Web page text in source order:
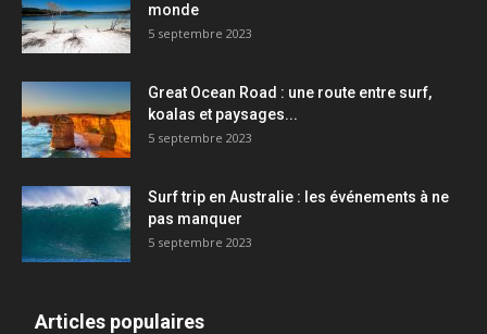
monde
5 septembre 2023
Great Ocean Road : une route entre surf,
koalas et paysages...
5 septembre 2023
Surf trip en Australie : les événements à ne
pas manquer
5 septembre 2023
Articles populaires